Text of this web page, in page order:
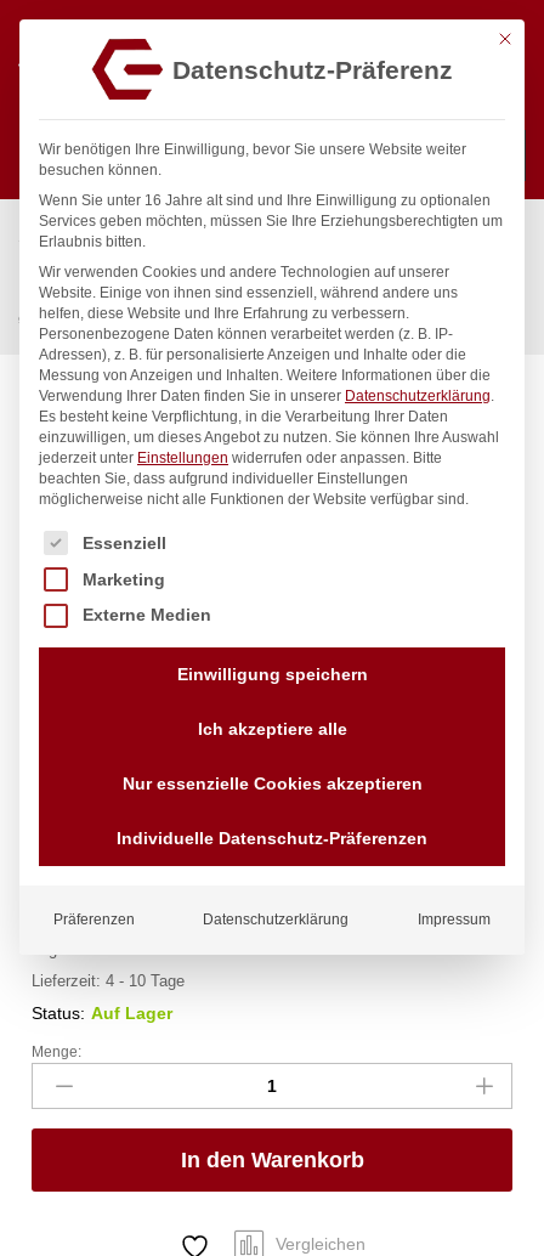
Suchen
Start / Gastronomiebedarf & Gastro Geräte für Profis
Küchenartikel
Töpfe & Pfannen
Bratentopf – ohne Deckel, HENDI, Kitchen Line, 1,5L,
⌀160x(H)75mm
Bratentopf – ohne Deckel, HENDI,
Kitchen Line, 1,5L, ⌀160x(H)75mm
Marke:Hendi
12,14€ exkl. MwSt.
Lieferzeit:4 - 10 Tage
Status: Auf Lager
Bratentopf
ohne
Deckel,
Kitchen
Menge:
In den Warenkorb
Vergleichen
Mit
Datenschutz-Präferenz
Wir benötigen Ihre Einwilligung, bevor Sie unsere Website weiter
besuchen können.
Wenn Sie unter 16 Jahre alt sind und Ihre Einwilligung zu optionalen
Services geben möchten, müssen Sie Ihre Erziehungsberechtigten um
Erlaubnis bitten.
Wir verwenden Cookies und andere Technologien auf unserer
Website. Einige von ihnen sind essenziell, während andere uns
helfen, diese Website und Ihre Erfahrung zu verbessern.
Personenbezogene Daten können verarbeitet werden (z. B. IP-
Adressen), z. B. für personalisierte Anzeigen und Inhalte oder die
Messung von Anzeigen und Inhalten. Weitere Informationen über die
Verwendung Ihrer Daten finden Sie in unserer Datenschutzerklärung.
Es besteht keine Verpflichtung, in die Verarbeitung Ihrer Daten
einzuwilligen, um dieses Angebot zu nutzen. Sie können Ihre Auswahl
jederzeit unter Einstellungen widerrufen oder anpassen. Bitte
beachten Sie, dass aufgrund individueller Einstellungen
möglicherweise nicht alle Funktionen der Website verfügbar sind.
Es folgt eine Liste der Service-Gruppen, für die eine
Essenziell
Marketing
Externe Medien
Einwilligung speichern
Ich akzeptiere alle
Nur essenzielle Cookies akzeptieren
Individuelle Datenschutz-Präferenzen
Präferenzen Datenschutzerklärung Impressum